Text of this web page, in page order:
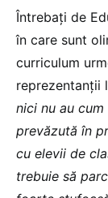
Întrebați de
în care sunt
curriculum
reprezentanții
nici nu au
prevăzută în
cu elevii de
trebuie să